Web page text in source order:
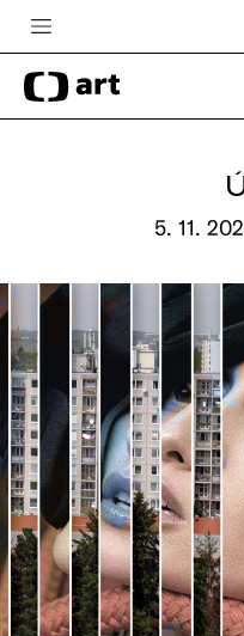
Česká televize
Zpravodajství
Pro děti
edu
Vše o ČT
5. 11.